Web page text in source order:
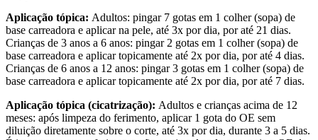
Aplicação tópica: Adultos: pingar 7 gotas em 1 colher (sopa) de
base carreadora e aplicar na pele, até 3x por dia, por até 21 dias.
Crianças de 3 anos a 6 anos: pingar 2 gotas em 1 colher (sopa) de
base carreadora e aplicar topicamente até 2x por dia, por até 4 dias.
Crianças de 6 anos a 12 anos: pingar 3 gotas em 1 colher (sopa) de
base carreadora e aplicar topicamente até 2x por dia, por até 7 dias.
Aplicação tópica (cicatrização): Adultos e crianças acima de 12
meses: após limpeza do ferimento, aplicar 1 gota do OE sem
diluição diretamente sobre o corte, até 3x por dia, durante 3 a 5 dias.